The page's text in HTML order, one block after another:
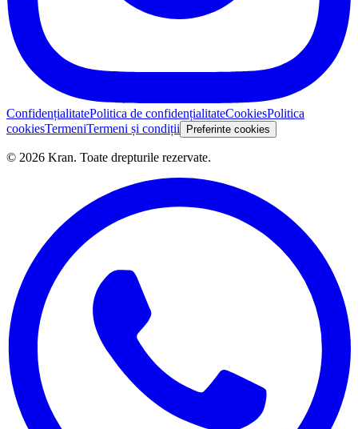
ConfidențialitatePolitica de confidențialitateCookiesPolitica
cookiesTermeniTermeni și condiții Preferinte cookies
© 2026 Kran. Toate drepturile rezervate.